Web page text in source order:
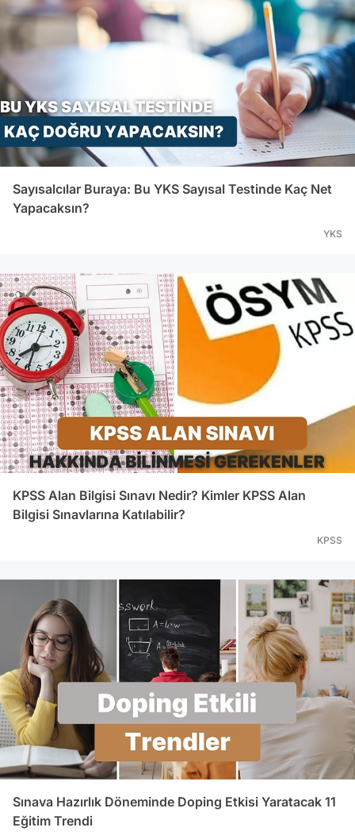
Sayısalcılar Buraya: Bu YKS Sayısal Testinde Kaç Net
Yapacaksın?
YKS
KPSS Alan Bilgisi Sınavı Nedir? Kimler KPSS Alan
Bilgisi Sınavlarına Katılabilir?
KPSS
Sınava Hazırlık Döneminde Doping Etkisi Yaratacak 11
Eğitim Trendi